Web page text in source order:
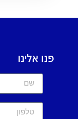
פנו אלינו